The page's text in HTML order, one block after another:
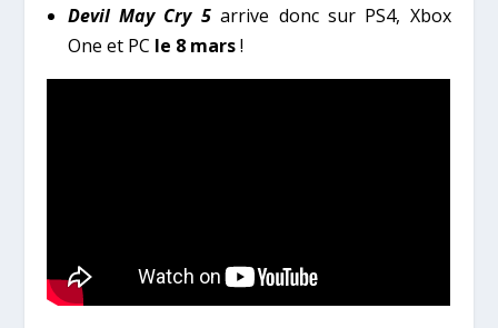
Devil May Cry 5arrive donc sur PS4, Xbox
One et PC le 8 mars!